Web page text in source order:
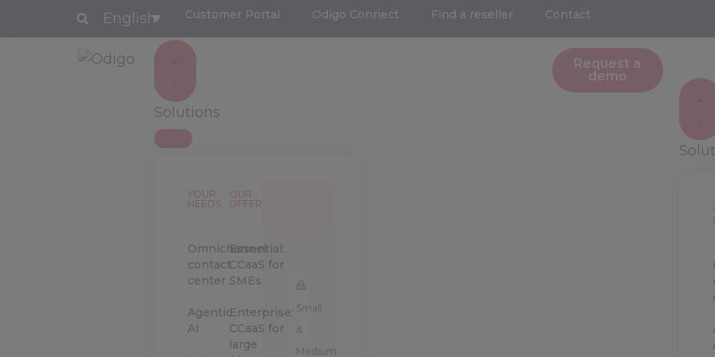
English Customer Portal Odigo Connect Find a reseller Contact
Solutions
YOUR
NEEDS
Omnichannel
contact
center
Agentic
AI
OUR
OFFERS
Essential:
CCaaS for
SMEs
Enterprise:
CCaaS for
large
Small
&
Medium
Request a
demo